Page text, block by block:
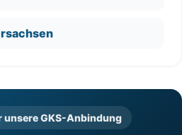
unsere GKS-Anbindung